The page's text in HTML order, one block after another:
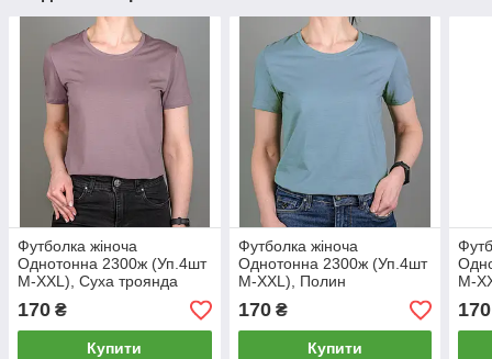
Футболка жіноча
Однотонна 2300ж (Уп.4шт
M-XXL), Суха троянда
170 ₴
Купити
Футболка жіноча
Однотонна 2300ж (Уп.4шт
M-XXL), Полин
170₴
Купити
M-
170